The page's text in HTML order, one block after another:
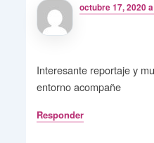
octubre 17, 2020
Interesante reportaje y
entorno acompañe
Responder